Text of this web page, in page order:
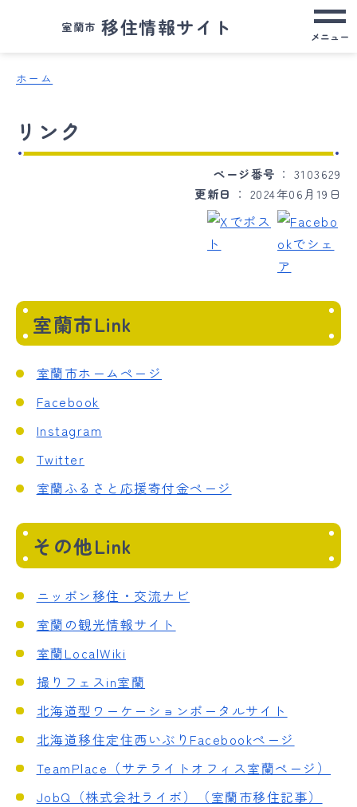
室蘭市 移住情報サイト メニュー
ホーム
リンク
ページ番号
3103629
更新日
2024年06月19日
室蘭市Link
室蘭市ホームページ
Facebook
Instagram
Twitter
室蘭ふるさと応援寄付金ページ
その他Link
ニッポン移住・交流ナビ
室蘭の観光情報サイト
室蘭LocalWiki
撮りフェスin室蘭
北海道型ワーケーションポータルサイト
北海道移住定住西いぶりFacebookページ
TeamPlace（サテライトオフィス室蘭ページ）
JobQ（株式会社ライボ）（室蘭市移住記事）